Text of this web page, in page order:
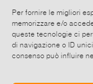
Per fornire le migliori
memorizzare e/o
queste tecnologie ci
di navigazione o ID
consenso può influire